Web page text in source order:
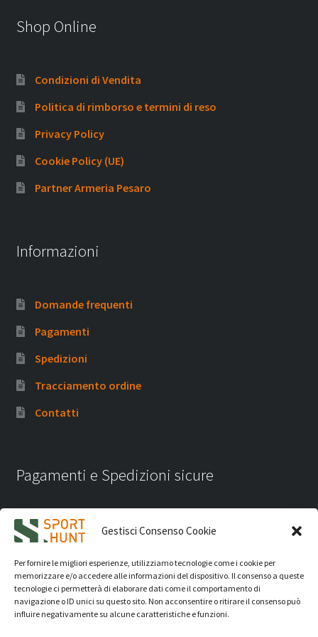
Gestisci Consenso Cookie
Per fornire le migliori esperienze, utilizziamo tecnologie come i cookie per
memorizzare e/o accedere alle informazioni del dispositivo. Il consenso a queste
tecnologie ci permetterà di elaborare dati come il comportamento di
navigazione o ID unici su questo sito. Non acconsentire o ritirare il consenso può
influire negativamente su alcune caratteristiche e funzioni.
Shop Online
Condizioni di Vendita
Politica di rimborso e termini di reso
Privacy Policy
Cookie Policy (UE)
Partner Armeria Pesaro
Informazioni
Domande frequenti
Pagamenti
Spedizioni
Tracciamento ordine
Contatti
Pagamenti e Spedizioni sicure